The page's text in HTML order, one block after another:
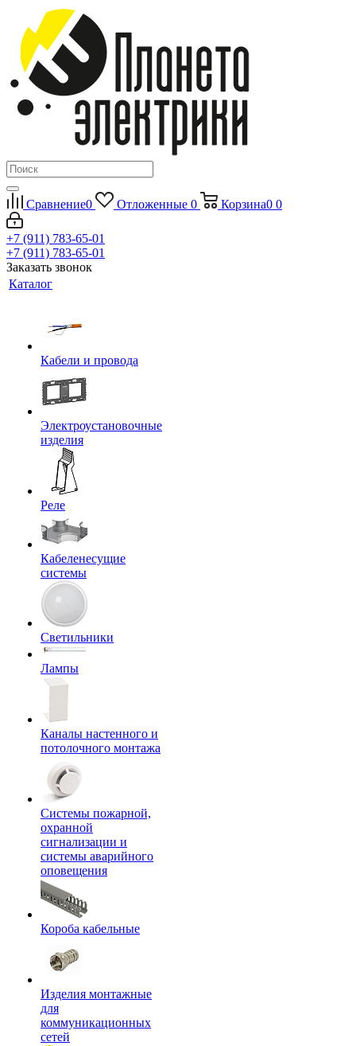
Сравнение0 Отложенные 0 Корзина0 0
+7 (911) 783-65-01
+7 (911) 783-65-01
Заказать звонок
Каталог
Кабели и провода
Электроустановочные
изделия
Реле
Кабеленесущие
системы
Светильники
Лампы
Каналы настенного и
потолочного монтажа
Системы пожарной,
охранной
сигнализации и
системы аварийного
оповещения
Короба кабельные
Изделия монтажные
для
коммуникационных
сетей